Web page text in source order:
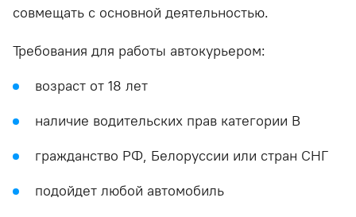
совмещать с основной деятельностью.
Требования для работы автокурьером:
возраст от 18 лет
наличие водительских прав категории В
гражданство РФ, Белоруссии или стран СНГ
подойдет любой автомобиль